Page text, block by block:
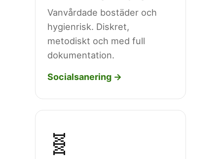
Vanvårdade bostäder och
hygienrisk. Diskret,
metodiskt och med full
dokumentation.
Socialsanering →
🧬